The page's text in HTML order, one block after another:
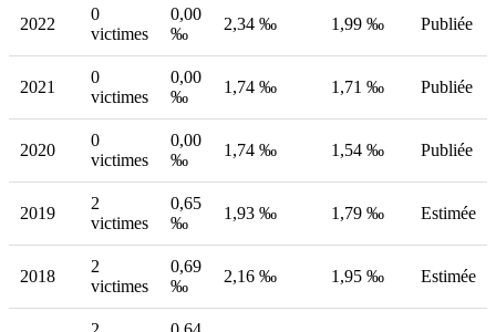
2022
0
victimes
0,00
‰
2,34 ‰ 1,99 ‰ Publiée
2021
0
victimes
0,00
‰
1,74 ‰ 1,71 ‰ Publiée
2020
0
victimes
0,00
‰
1,74 ‰ 1,54 ‰ Publiée
2019
2
victimes
0,65
‰
1,93 ‰ 1,79 ‰ Estimée
2018
2
victimes
0,69
‰
2,16 ‰ 1,95 ‰ Estimée